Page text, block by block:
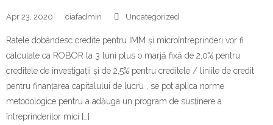
Apr 23, 2020 ciafadmin Uncategorized
Ratele dobândesc credite pentru IMM și microîntreprinderi vor fi
calculate ca ROBOR la ​​3 luni plus o marjă fixă ​​de 2,0% pentru
creditele de investigații și de 2,5% pentru creditele / liniile de credit
pentru finanțarea capitalului de lucru , se pot aplica norme
metodologice pentru a adăuga un program de susținere a
întreprinderilor mici […]